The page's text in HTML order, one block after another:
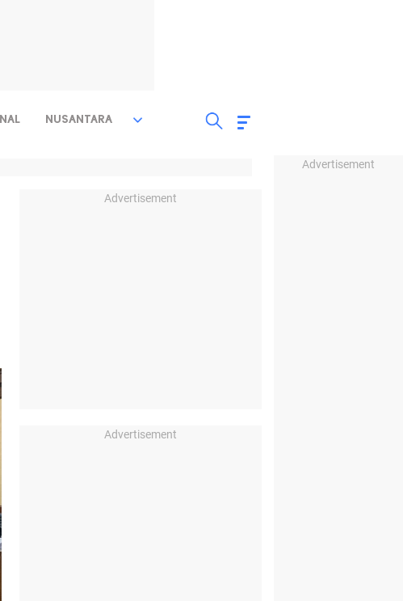
Advertisement
NUSANTARA
Advertisement
Advertisement